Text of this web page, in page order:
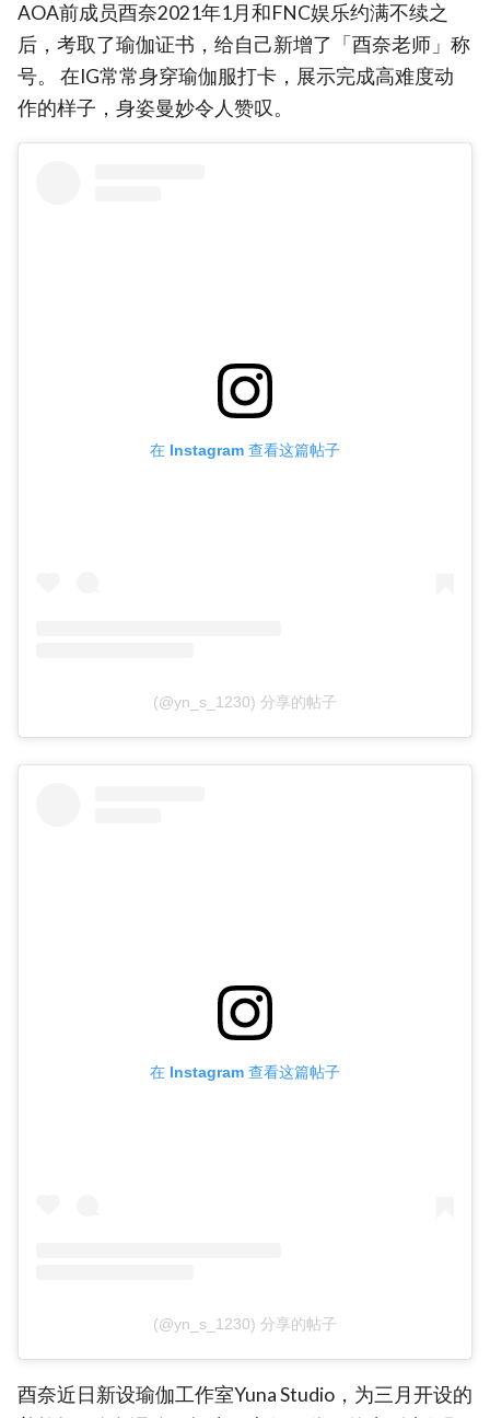
AOA前成员酉奈2021年1月和FNC娱乐约满不续之
后，考取了瑜伽证书，给自己新增了「酉奈老师」称
号。 在IG常常身穿瑜伽服打卡，展示完成高难度动
作的样子，身姿曼妙令人赞叹。
在 Instagram 查看这篇帖子
(@yn_s_1230) 分享的帖子
在 Instagram 查看这篇帖子
(@yn_s_1230) 分享的帖子
酉奈近日新设瑜伽工作室Yuna Studio，为三月开设的